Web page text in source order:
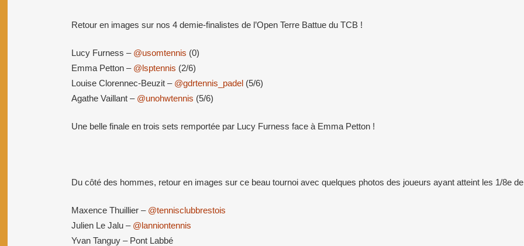
Retour en images sur nos 4 demie-finalistes de l’Open Terre Battue du TCB !
Lucy Furness – @usomtennis (0)
Emma Petton – @lsptennis (2/6)
Louise Clorennec-Beuzit – @gdrtennis_padel (5/6)
Agathe Vaillant – @unohwtennis (5/6)
Une belle finale en trois sets remportée par Lucy Furness face à Emma Petton !
Du côté des hommes, retour en images sur ce beau tournoi avec quelques photos des joueurs ayant atteint les 1/8e
Maxence Thuillier – @tennisclubbrestois
Julien Le Jalu – @lanniontennis
Yvan Tanguy – Pont Labbé